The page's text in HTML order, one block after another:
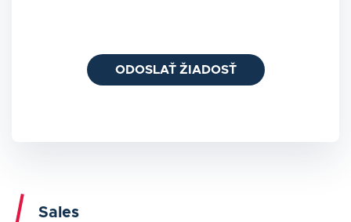
ODOSLAŤ ŽIADOSŤ
Sales